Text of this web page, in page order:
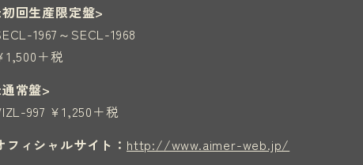
回生産限定盤>
1967～SECL-1968
＋税
常盤>
997 ¥1,250＋税
フィシャルサイト： http://www.aimer-web.jp/